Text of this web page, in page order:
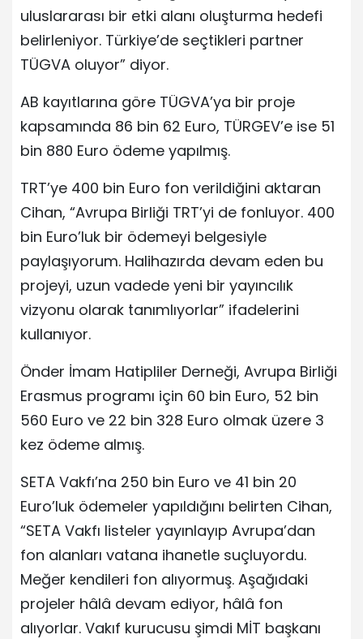
uluslararası bir etki alanı oluşturma hedefi
belirleniyor. Türkiye’de seçtikleri partner
TÜGVA oluyor” diyor.
AB kayıtlarına göre TÜGVA’ya bir proje
kapsamında 86 bin 62 Euro, TÜRGEV’e ise 51
bin 880 Euro ödeme yapılmış.
TRT’ye 400 bin Euro fon verildiğini aktaran
Cihan, “Avrupa Birliği TRT’yi de fonluyor. 400
bin Euro’luk bir ödemeyi belgesiyle
paylaşıyorum. Halihazırda devam eden bu
projeyi, uzun vadede yeni bir yayıncılık
vizyonu olarak tanımlıyorlar” ifadelerini
kullanıyor.
Önder İmam Hatipliler Derneği, Avrupa Birliği
Erasmus programı için 60 bin Euro, 52 bin
560 Euro ve 22 bin 328 Euro olmak üzere 3
kez ödeme almış.
SETA Vakfı’na 250 bin Euro ve 41 bin 20
Euro’luk ödemeler yapıldığını belirten Cihan,
“SETA Vakfı listeler yayınlayıp Avrupa’dan
fon alanları vatana ihanetle suçluyordu.
Meğer kendileri fon alıyormuş. Aşağıdaki
projeler hâlâ devam ediyor, hâlâ fon
alıyorlar. Vakıf kurucusu şimdi MİT başkanı